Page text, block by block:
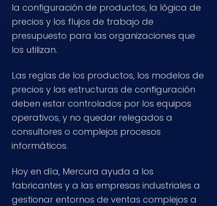
la configuración de productos, la lógica de
precios y los flujos de trabajo de
presupuesto para las organizaciones que
los utilizan.
Las reglas de los productos, los modelos de
precios y las estructuras de configuración
deben estar controlados por los equipos
operativos, y no quedar relegados a
consultores o complejos procesos
informáticos.
Hoy en día, Mercura ayuda a los
fabricantes y a las empresas industriales a
gestionar entornos de ventas complejos a